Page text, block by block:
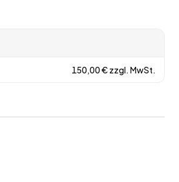
150,00€ zzgl. MwSt.